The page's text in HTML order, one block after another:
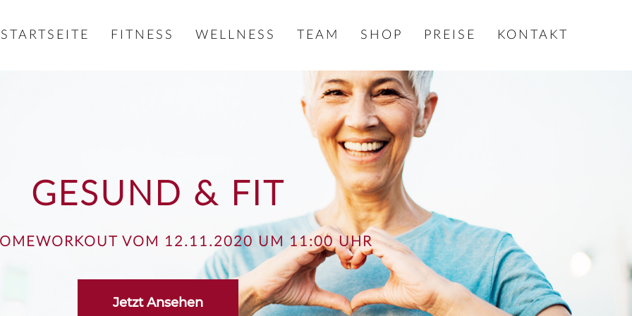
STARTSEITE FITNESS WELLNESS TEAM SHOP PREISE KONTAKT
GESUND & FIT
VOM 12.11.2020 UM 11:00 UHR
Jetzt Ansehen